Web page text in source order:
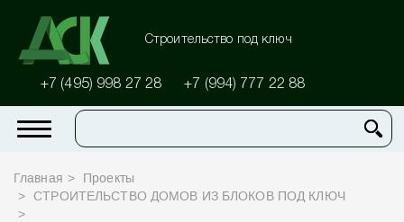
Строительство под ключ
+7 (495) 998 27 28 +7 (994) 777 22 88
Главная
Проекты
СТРОИТЕЛЬСТВО ДОМОВ ИЗ БЛОКОВ ПОД КЛЮЧ